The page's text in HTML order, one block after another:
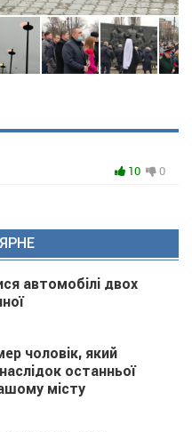
10 0
автомобілі двох
чоловік, який
останньої
місту